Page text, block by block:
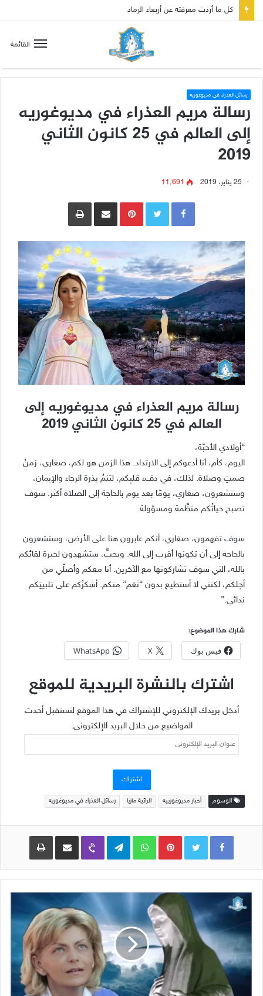
صلاة إلى مريم سلطانة السلام لتهدئة الغضب الإلهي
القائمة
رسائل العذراء في مديوغوريه
رسالة مريم العذراء في مديوغوريه
إلى العالم في 25 كانون الثاني
2019
25 يناير، 2019 11٬691
Pinterestمشاركة عبر البريد طباعة
رسالة مريم العذراء في مديوغوريه إلى
العالم في 25 كانون الثاني 2019
“أولادي الأحبّة،
اليوم، كأم، أنا أدعوكم إلى الارتداد. هذا الزمن هو لكم، صغاري، زمنُ
صمتٍ وصلاة. لذلك، في دفء قلبِكم، لتنمُ بذرة الرجاء والإيمان،
وستشعرون، صغاري، يومًا بعد يوم بالحاجة إلى الصلاة أكثر. سوف
تصبح حياتُكم منظَّمة ومسؤولة.
سوف تفهمون، صغاري، أنكم عابرون هنا على الأرض، وستشعرون
بالحاجة إلى أن تكونوا أقرب إلى الله. وبحبٍّ، ستشهدون لخبرة لقائكم
بالله، التي سوف تشاركونها مع الآخرين. أنا معكم وأصلّي من
أجلكم، لكنني لا أستطيع بدون “نَعَم” منكم. أشكرُكم على تلبيتِكم
ندائي.”
شارك هذا الموضوع:
فيس بوك X
WhatsApp
اشترك بالنشرة البريدية للموقع
أدخل بريدك الإلكتروني للإشتراك في هذا الموقع لتستقبل أحدث
المواضيع من خلال البريد الإلكتروني.
عنوان
البريد
اشتراك
الوسوم أخبار مديوغورييه الرائية ماريا رسائل العذراء في مديوغوريه
Pinterest
WhatsApp
Telegram
Viber مشاركة عبر البريد طباعة